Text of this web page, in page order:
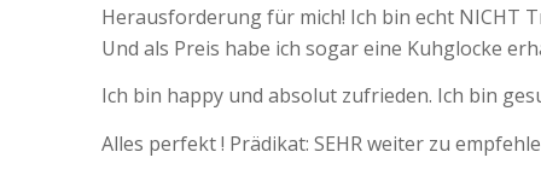
Herausforderung für mich! Ich bin echt NICHT
Und als Preis habe ich sogar eine Kuhglocke
Ich bin happy und absolut zufrieden. Ich bin
Alles perfekt ! Prädikat: SEHR weiter zu